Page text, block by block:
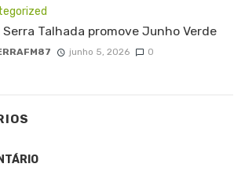
Serra Talhada promove Junho Verde
junho 5, 2026 0